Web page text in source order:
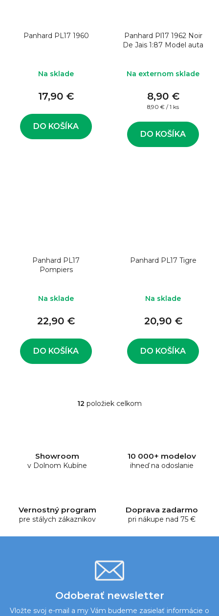
Panhard PL17 1960
Na sklade
17,90 €
DO KOŠÍKA
Panhard Pl17 1962 Noir
De Jais 1:87 Model auta
Na externom sklade
8,90 €
Jednotková
8,90 € / 1 ks
DO KOŠÍKA
Panhard PL17
Pompiers
Na sklade
22,90 €
DO KOŠÍKA
Panhard PL17 Tigre
Na sklade
20,90 €
DO KOŠÍKA
O
k
v
ý
p
i
s
u
12 položiek celkom
Showroom
v Dolnom Kubíne
10 000+ modelov
ihneď na odoslanie
Vernostný program
pre stálych zákazníkov
Doprava zadarmo
pri nákupe nad 75 €
Odoberať newsletter
Vložte svoj e-mail a my Vám budeme zasielať informácie o